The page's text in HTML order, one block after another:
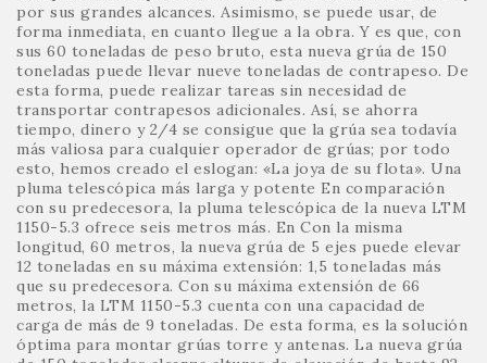
por sus grandes alcances. Asimismo, se puede usar, de
forma inmediata, en cuanto llegue a la obra. Y es que, con
sus 60 toneladas de peso bruto, esta nueva grúa de 150
toneladas puede llevar nueve toneladas de contrapeso. De
esta forma, puede realizar tareas sin necesidad de
transportar contrapesos adicionales. Así, se ahorra
tiempo, dinero y 2/4 se consigue que la grúa sea todavía
más valiosa para cualquier operador de grúas; por todo
esto, hemos creado el eslogan: «La joya de su flota». Una
pluma telescópica más larga y potente En comparación
con su predecesora, la pluma telescópica de la nueva LTM
1150-5.3 ofrece seis metros más. En Con la misma
longitud, 60 metros, la nueva grúa de 5 ejes puede elevar
12 toneladas en su máxima extensión: 1,5 toneladas más
que su predecesora. Con su máxima extensión de 66
metros, la LTM 1150-5.3 cuenta con una capacidad de
carga de más de 9 toneladas. De esta forma, es la solución
óptima para montar grúas torre y antenas. La nueva grúa